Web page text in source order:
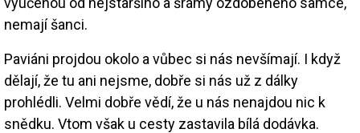
nemají šanci.
Paviáni projdou okolo a vůbec si nás nevšímají. I když
dělají, že tu ani nejsme, dobře si nás už z dálky
prohlédli. Velmi dobře vědí, že u nás nenajdou nic k
snědku. Vtom však u cesty zastavila bílá dodávka.